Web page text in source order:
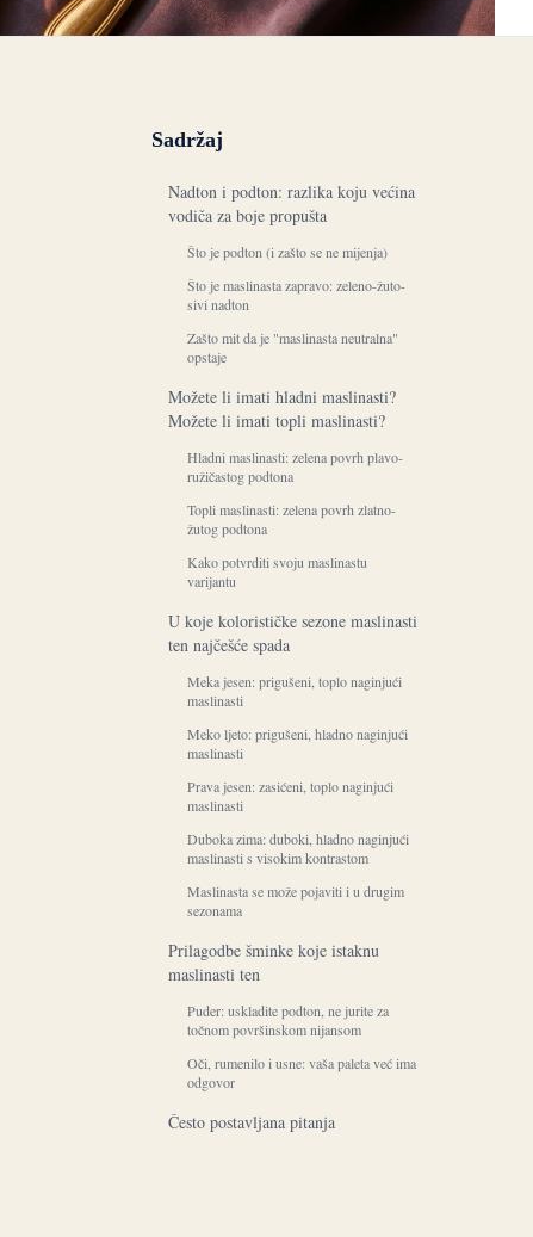
Sadržaj
Nadton i podton: razlika koju većina
vodiča za boje propušta
Što je podton (i zašto se ne mijenja)
Što je maslinasta zapravo: zeleno-žuto-
sivi nadton
Zašto mit da je "maslinasta neutralna"
opstaje
Možete li imati hladni maslinasti?
Možete li imati topli maslinasti?
Hladni maslinasti: zelena povrh plavo-
ružičastog podtona
Topli maslinasti: zelena povrh zlatno-
žutog podtona
Kako potvrditi svoju maslinastu
varijantu
U koje kolorističke sezone maslinasti
ten najčešće spada
Meka jesen: prigušeni, toplo naginjući
maslinasti
Meko ljeto: prigušeni, hladno naginjući
maslinasti
Prava jesen: zasićeni, toplo naginjući
maslinasti
Duboka zima: duboki, hladno naginjući
maslinasti s visokim kontrastom
Maslinasta se može pojaviti i u drugim
sezonama
Prilagodbe šminke koje istaknu
maslinasti ten
Puder: uskladite podton, ne jurite za
točnom površinskom nijansom
Oči, rumenilo i usne: vaša paleta već ima
odgovor
Često postavljana pitanja